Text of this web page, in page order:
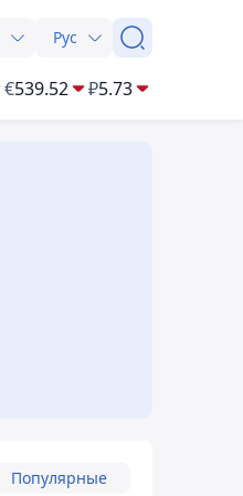
Рус
€539.52 ₽5.73
Популярные